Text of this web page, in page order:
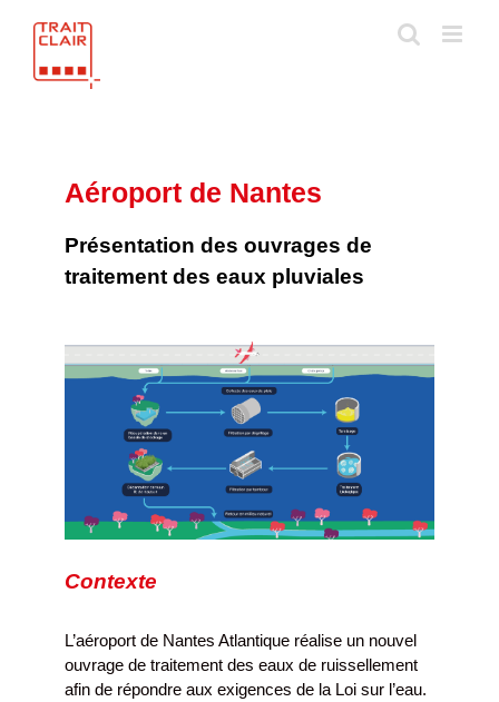
Aéroport de Nantes
Présentation des ouvrages de
traitement des eaux pluviales
Contexte
L’aéroport de Nantes Atlantique réalise un nouvel
ouvrage de traitement des eaux de ruissellement
afin de répondre aux exigences de la Loi sur l’eau.